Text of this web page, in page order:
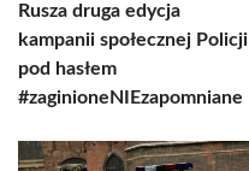
Rusza druga edycja
kampanii społecznej Policji
pod hasłem
#zaginioneNIEzapomniane